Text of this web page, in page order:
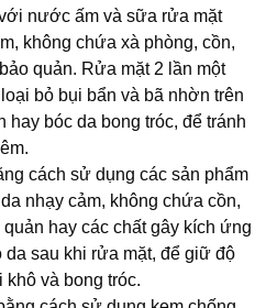
nước ấm và sữa rửa mặt
không chứa xà phòng, cồn,
quản. Rửa mặt 2 lần một
bỏ bụi bẩn và bã nhờn trên
hay bóc da bong tróc, để tránh
cách sử dụng các sản phẩm
nhạy cảm, không chứa cồn,
hay các chất gây kích ứng
da sau khi rửa mặt, để giữ độ
khô và bong tróc.